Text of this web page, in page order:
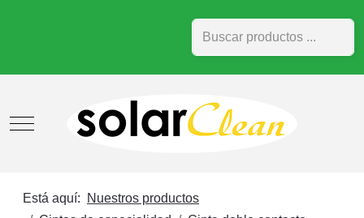
Buscar
Mobile Menu Toggle
Está aquí:
Nuestros productos